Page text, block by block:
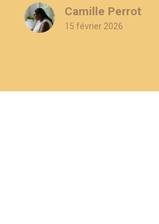
Camille Perrot
15 février 2026